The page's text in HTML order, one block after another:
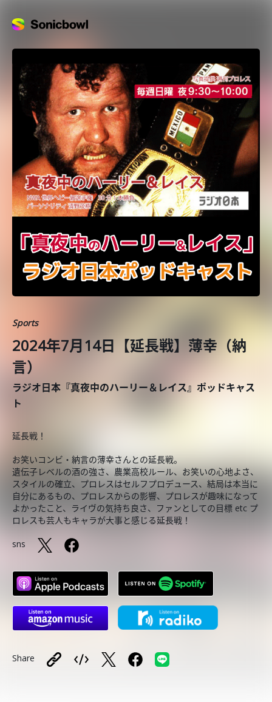
Sports
2024年7月14日【延長戦】薄幸（納
言）
ラジオ日本『真夜中のハーリー＆レイス』ポッドキャス
ト
延長戦！
お笑いコンビ・納言の薄幸さんとの延長戦。
遺伝子レベルの酒の強さ、農業高校ルール、お笑いの心地よさ、
スタイルの確立、プロレスはセルフプロデュース、結局は本当に
自分にあるもの、プロレスからの影響、プロレスが趣味になって
よかったこと、ライヴの気持ち良さ、ファンとしての目標 etc プ
ロレスも芸人もキャラが大事と感じる延長戦！
sns
Share